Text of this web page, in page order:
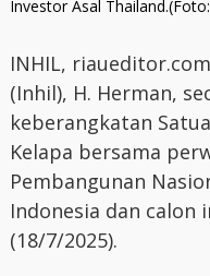
Investor Asal
INHIL,
(Inhil), H. Herman,
keberangkatan
Kelapa bersama
Pembangunan
Indonesia dan calon
(18/7/2025).